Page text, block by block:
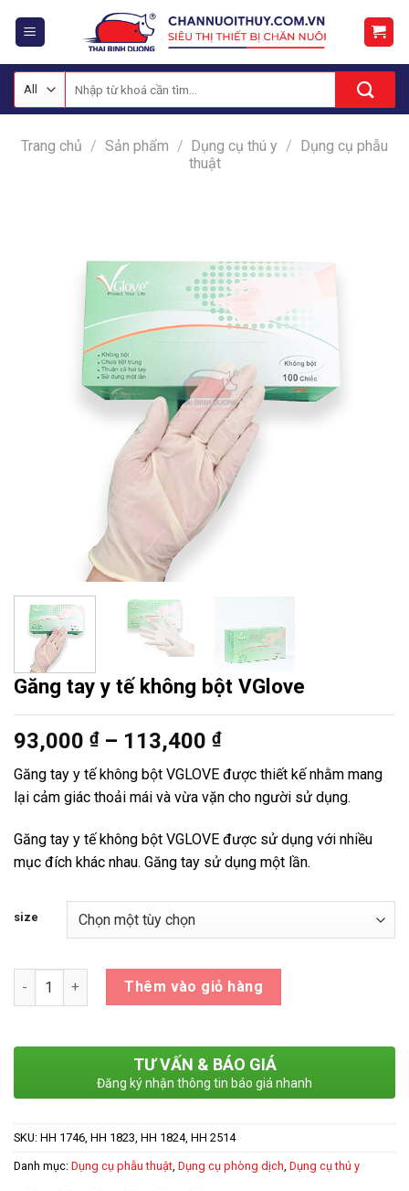
kiếm:
Trang chủ / Sản phẩm / Dụng cụ thú y / Dụng cụ phẫu
thuật
Găng tay y tế không bột VGlove
93,000 ₫ – 113,400 ₫Khoảng
giá:
từ
93,000 ₫
đến
113,400 ₫
Găng tay y tế không bột VGLOVE được thiết kế nhằm mang
lại cảm giác thoải mái và vừa vặn cho người sử dụng.
Găng tay y tế không bột VGLOVE được sử dụng với nhiều
mục đích khác nhau. Găng tay sử dụng một lần.
size
Số lượng Thêm vào giỏ hàng
TƯ VẤN & BÁO GIÁ
Đăng ký nhận thông tin báo giá nhanh
SKU: HH 1746, HH 1823, HH 1824, HH 2514
Danh mục: Dụng cụ phẫu thuật, Dụng cụ phòng dịch, Dụng cụ thú y